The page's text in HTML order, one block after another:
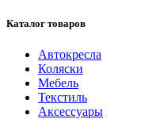
Каталог товаров
Автокресла
Коляски
Мебель
Текстиль
Аксессуары